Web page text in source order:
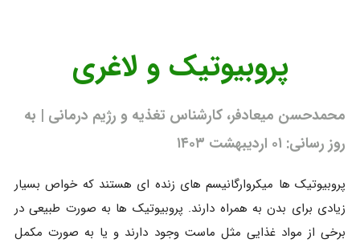
پروبیوتیک و لاغری
محمدحسن میعادفر، کارشناس تغذیه و رژیم درمانی | به
روز رسانی: ۰۱ اردیبهشت ۱۴۰۳
پروبیوتیک ها میکروارگانیسم های زنده ای هستند که خواص بسیار
زیادی برای بدن به همراه دارند. پروبیوتیک ها به صورت طبیعی در
برخی از مواد غذایی مثل ماست وجود دارند و یا به صورت مکمل